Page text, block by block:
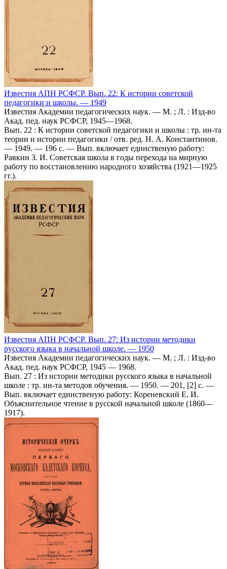
Известия АПН РСФСР. Вып. 22: К истории советской
педагогики и школы. — 1949
Известия Академии педагогических наук. — М. ; Л. : Изд-во
Акад. пед. наук РСФСР, 1945—1968.
Вып. 22 : К истории советской педагогики и школы : тр. ин-та
теории и истории педагогики / отв. ред. Н. А. Константинов.
— 1949. — 196 с. — Вып. включает единственую работу:
Равкин З. И. Советская школа в годы перехода на мирную
работу по восстановлению народного хозяйства (1921—1925
гг.).
Известия АПН РСФСР. Вып. 27: Из истории методики
русского языка в начальной школе. — 1950
Известия Академии педагогических наук. — М. ; Л. : Изд-во
Акад. пед. наук РСФСР, 1945 — 1968.
Вып. 27 : Из истории методики русского языка в начальной
школе : тр. ин-та методов обучения. — 1950. — 201, [2] с. —
Вып. включает единственую работу: Кореневский Е. И.
Объяснительное чтение в русской начальной школе (1860—
1917).